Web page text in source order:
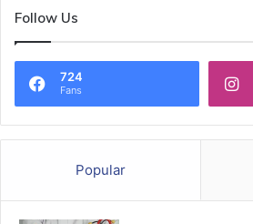
Follow Us
724
Fans
Popular